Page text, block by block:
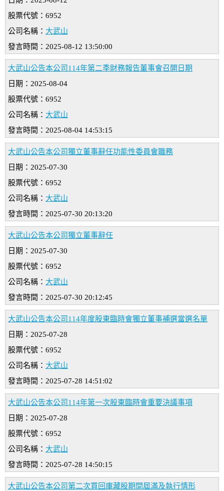
股票代號：6952
公司名稱： 大武山
發言時間：2025-08-12 13:50:00
大武山公告本公司114年第二季財務報告董事會召開日期
日期：2025-08-04
股票代號：6952
公司名稱： 大武山
發言時間：2025-08-04 14:53:15
大武山公告本公司獨立董事辭任功能性委員會職務
日期：2025-07-30
股票代號：6952
公司名稱： 大武山
發言時間：2025-07-30 20:13:20
大武山公告本公司獨立董事辭任
日期：2025-07-30
股票代號：6952
公司名稱： 大武山
發言時間：2025-07-30 20:12:45
大武山公告本公司114年度股東臨時會獨立董事補選當選名單
日期：2025-07-28
股票代號：6952
公司名稱： 大武山
發言時間：2025-07-28 14:51:02
大武山公告本公司114年第一次股東臨時會重要決議事項
日期：2025-07-28
股票代號：6952
公司名稱： 大武山
發言時間：2025-07-28 14:50:15
大武山公告本公司第二次買回庫藏股期間屆滿及執行情形